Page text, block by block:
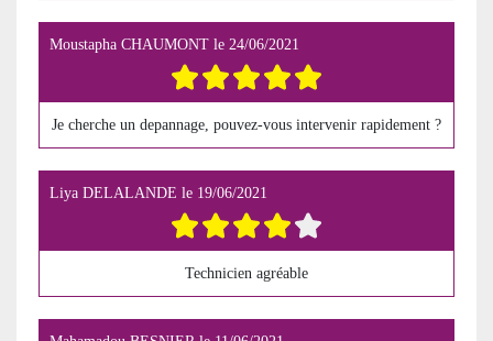
Moustapha CHAUMONT le 24/06/2021
Je cherche un depannage, pouvez-vous intervenir rapidement ?
Liya DELALANDE le 19/06/2021
Technicien agréable